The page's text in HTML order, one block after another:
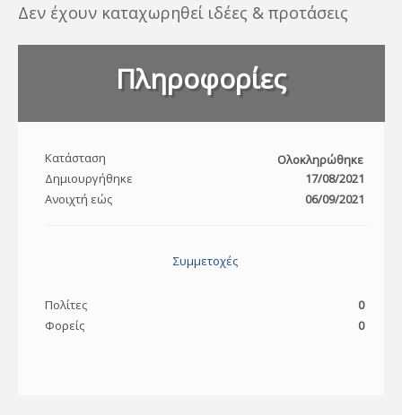
Δεν έχουν καταχωρηθεί ιδέες & προτάσεις
Πληροφορίες
Κατάσταση
Ολοκληρώθηκε
Δημιουργήθηκε
17/08/2021
Ανοιχτή εώς
06/09/2021
Συμμετοχές
Πολίτες
0
Φορείς
0